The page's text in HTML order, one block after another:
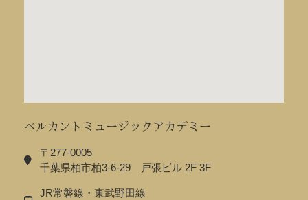
ベルカントミュージックアカデミー
〒277-0005
千葉県柏市柏3-6-29 戸張ビル 2F 3F
JR常磐線・東武野田線